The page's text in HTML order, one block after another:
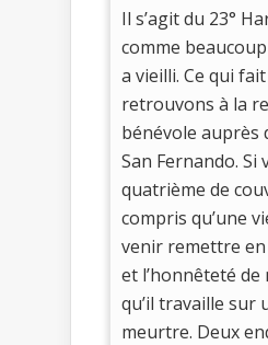
Il s’agit du 23°
comme
a vieilli. Ce qui
retrouvons à la
bénévole auprès
San Fernando. Si
quatrième de
compris qu’une
venir remettre en
et l’honnêteté
qu’il travaille sur
meurtre. Deux